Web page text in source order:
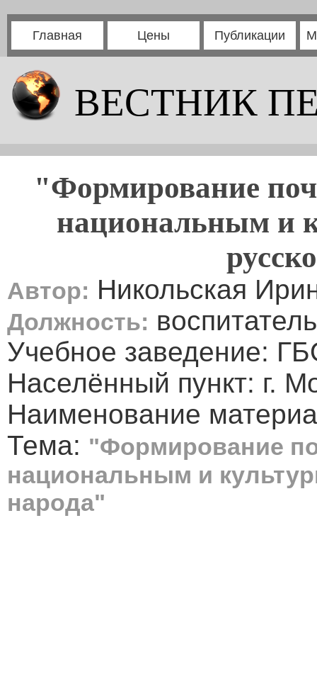
Главная Цены Публикации
ВЕСТНИК
"Формирование
национальным и
Автор: Никольская
Должность: воспитатель
Учебное заведение:
Населённый пункт: г.
Наименование
Тема: "Формирование
национальным и
народа"